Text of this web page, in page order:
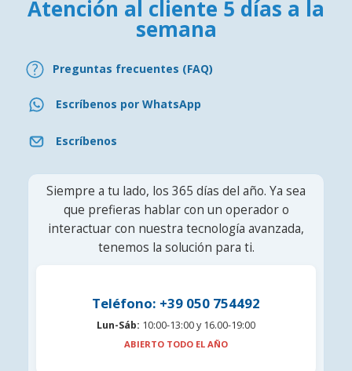
Atención al cliente 5 días a la
semana
Preguntas frecuentes (FAQ)
Escríbenos por WhatsApp
Escríbenos
Siempre a tu lado, los 365 días del año. Ya sea
que prefieras hablar con un operador o
interactuar con nuestra tecnología avanzada,
tenemos la solución para ti.
Teléfono: +39 050 754492
Lun-Sáb: 10:00-13:00 y 16.00-19:00
ABIERTO TODO EL AÑO